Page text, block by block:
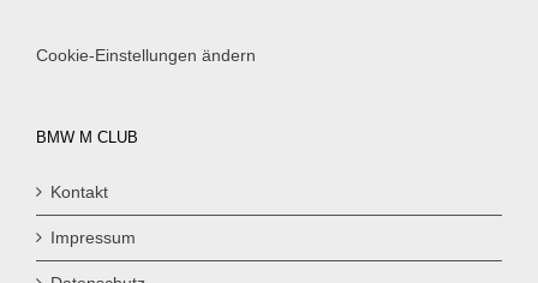
Cookie-Einstellungen ändern
BMW M CLUB
Kontakt
Impressum